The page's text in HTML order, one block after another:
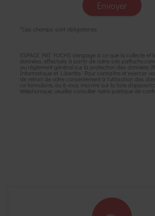
*Ces champs sont obligatoires
ESPACE PAT FUCHS s'engage à ce que la collecte et
données, effectués à partir de notre site patfuchs.com
au règlement général sur la protection des données
Informatique et Libertés. Pour connaître et exercer
de retrait de votre consentement à l'utilisation des
ce formulaire, ou à vous inscrire sur la liste
téléphonique, veuillez consulter notre politique de